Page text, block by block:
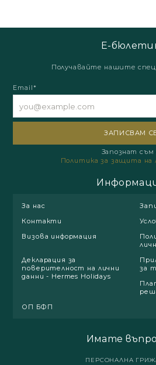
Е-
Получавайте нашите
Email*
Запознат съм
Политика за защита на
За нас
Контакти
Визова информация
Декларация за
поверителност на лични
данни - Hermes Holidays
за
ОП БФП
Имате
ПЕРСОНАЛНА